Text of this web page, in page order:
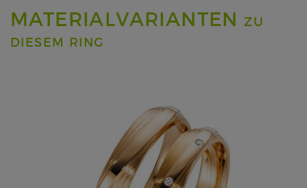
MATERIALVARIANTENZU
DIESEM RING